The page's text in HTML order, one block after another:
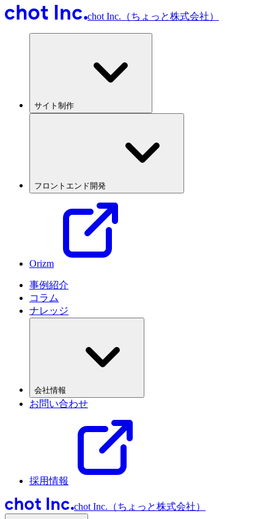
chot Inc.（ちょっと株式会社）
サイト制作
フロントエンド開発
Orizm
事例紹介
コラム
ナレッジ
会社情報
お問い合わせ
採用情報
chot Inc.（ちょっと株式会社）